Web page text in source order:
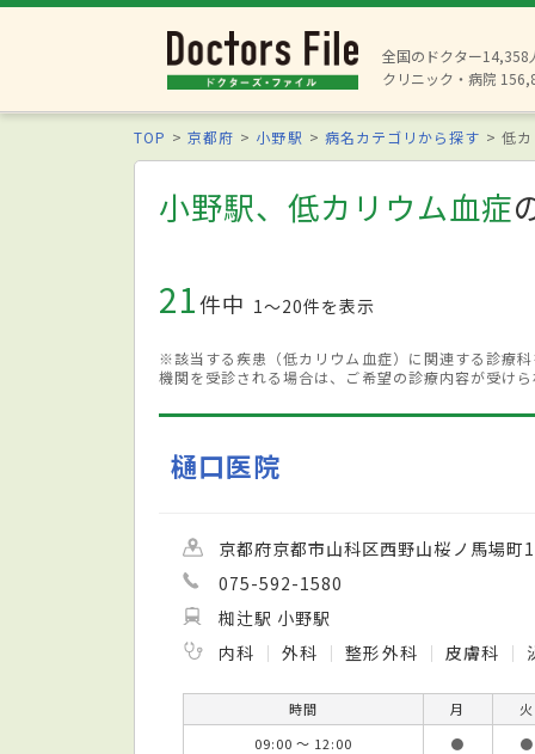
全国のドクター14,358
クリニック・病院
TOP 京都府 小野駅 病名カテゴリから探す 低
小野駅、低カリウム血症
21件中 1〜20件を表示
※該当する疾患（低カリウム血症）に関連する診療
機関を受診される場合は、ご希望の診療内容が受け
樋口医院
京都府京都市山科区西野山桜ノ馬場町
075-592-1580
椥辻駅 小野駅
内科
外科 整形外科 皮膚科
時間 月 火
09:00 ～ 12:00
● ●